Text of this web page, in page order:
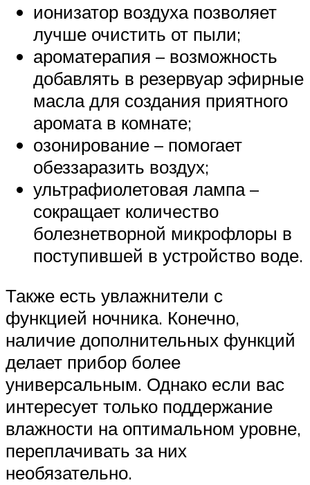
ионизатор воздуха позволяет
лучше очистить от пыли;
ароматерапия – возможность
добавлять в резервуар эфирные
масла для создания приятного
аромата в комнате;
озонирование – помогает
обеззаразить воздух;
ультрафиолетовая лампа –
сокращает количество
болезнетворной микрофлоры в
поступившей в устройство воде.
Также есть увлажнители с
функцией ночника. Конечно,
наличие дополнительных функций
делает прибор более
универсальным. Однако если вас
интересует только поддержание
влажности на оптимальном уровне,
переплачивать за них
необязательно.